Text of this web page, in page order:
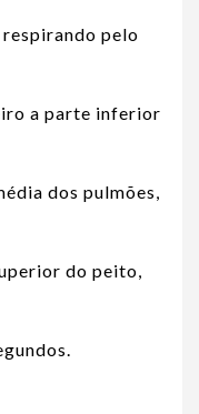
pelo
a parte inferior
dos pulmões,
do peito,